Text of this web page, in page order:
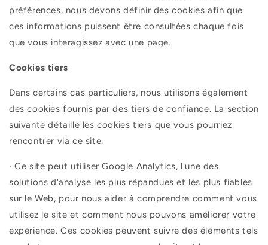
préférences, nous devons définir des cookies afin que
ces informations puissent être consultées chaque fois
que vous interagissez avec une page.
Cookies tiers
Dans certains cas particuliers, nous utilisons également
des cookies fournis par des tiers de confiance. La section
suivante détaille les cookies tiers que vous pourriez
rencontrer via ce site.
· Ce site peut utiliser Google Analytics, l'une des
solutions d'analyse les plus répandues et les plus fiables
sur le Web, pour nous aider à comprendre comment vous
utilisez le site et comment nous pouvons améliorer votre
expérience. Ces cookies peuvent suivre des éléments tels